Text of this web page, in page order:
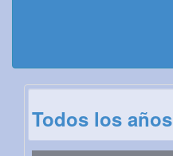
Todos los años